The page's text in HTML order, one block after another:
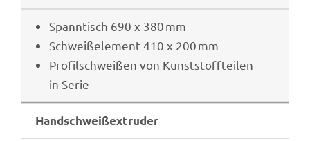
Spann­tisch 690 x 380 mm
Schwei­ß­ele­ment 410 x 200 mm
Profil­schwei­ßen von Kunst­stoff­tei­len
in Serie
Hand­schweiß­ex­tru­der